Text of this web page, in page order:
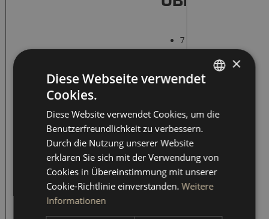
ENGLISH
×
Diese Webseite verwendet
Cookies.
Diese Website verwendet Cookies, um die
Benutzerfreundlichkeit zu verbessern.
Durch die Nutzung unserer Website
erklären Sie sich mit der Verwendung von
Cookies in Übereinstimmung mit unserer
Cookie-Richtlinie einverstanden.Weitere
Informationen